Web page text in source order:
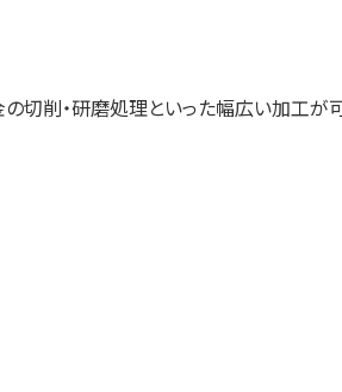
切削・研磨処理といった幅広い加工が